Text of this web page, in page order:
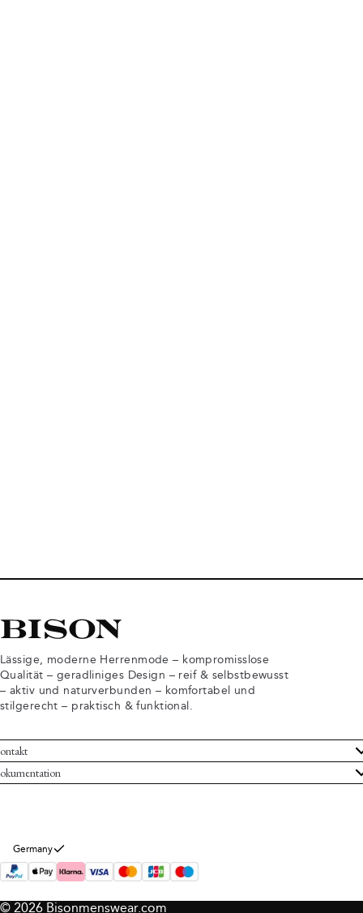
Lässige, moderne Herrenmode – kompromisslose
Qualität – geradliniges Design – reif & selbstbewusst
– aktiv und naturverbunden – komfortabel und
stilgerecht – praktisch & funktional.
Bison
Geschäftsbedingungen
Informationen
Germany
© 2026 Bisonmenswear.com